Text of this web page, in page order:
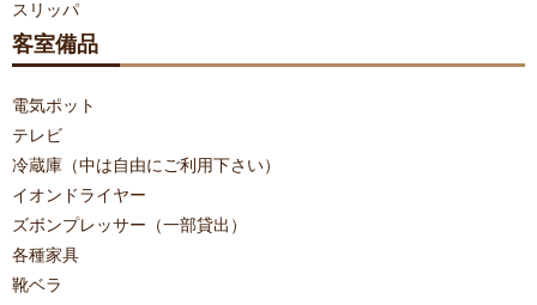
スリッパ
客室備品
電気ポット
テレビ
冷蔵庫 （中は自由にご利用下さい）
イオンドライヤー
ズボンプレッサー （一部貸出）
各種家具
靴ベラ